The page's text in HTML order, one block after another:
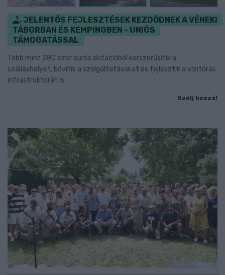
JELENTŐS FEJLESZTÉSEK KEZDŐDNEK A VÉNEKI
TÁBORBAN ÉS KEMPINGBEN - UNIÓS
TÁMOGATÁSSAL
Több mint 280 ezer eurós dotációból korszerűsítik a
szálláshelyet, bővítik a szolgáltatásokat és fejlesztik a vízitúrás
infrastruktúrát is.
Szólj hozzá!